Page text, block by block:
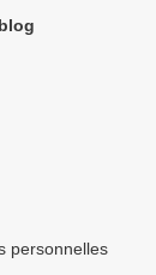
personnelles